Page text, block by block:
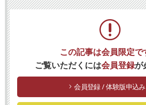
この記事は会員限定で
ご覧いただくには会員登録が
会員登録 / 体験版申込み